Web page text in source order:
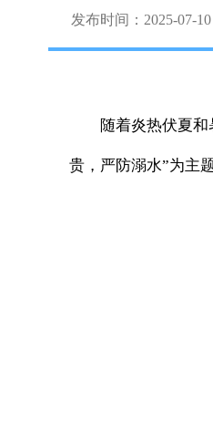
发布时间：2025-07-10
随着炎热伏夏
贵，严防溺水”为主